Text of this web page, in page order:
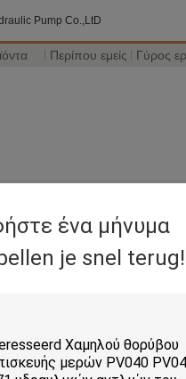
Pump Co.,LtD
Περίπου εμείς Γύρος
ένα μήνυμα
je snel terug!
και μια σημαντική Ομάδα
πρότυπα του ISO,
|Μας ελάτε σε επαφή με | Sitemap|